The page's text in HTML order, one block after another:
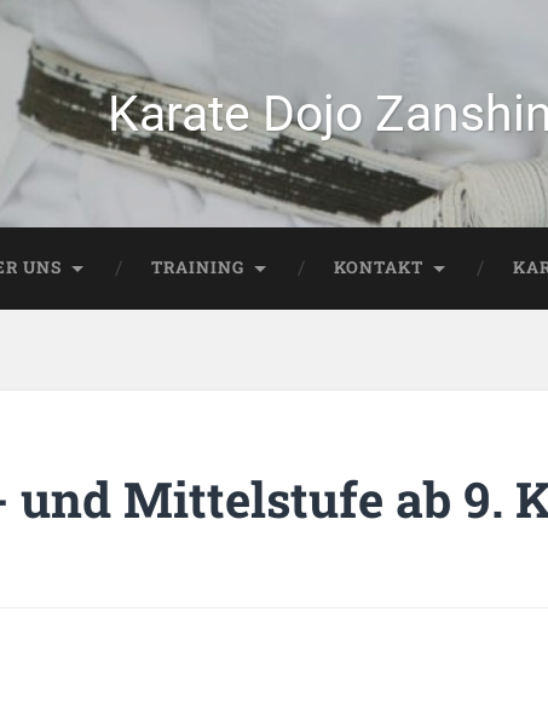
Karate Dojo
UNS TRAINING KONTAKT
und Mittelstufe ab 9.